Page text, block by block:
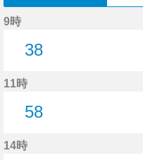
9時
38
11時
58
14時